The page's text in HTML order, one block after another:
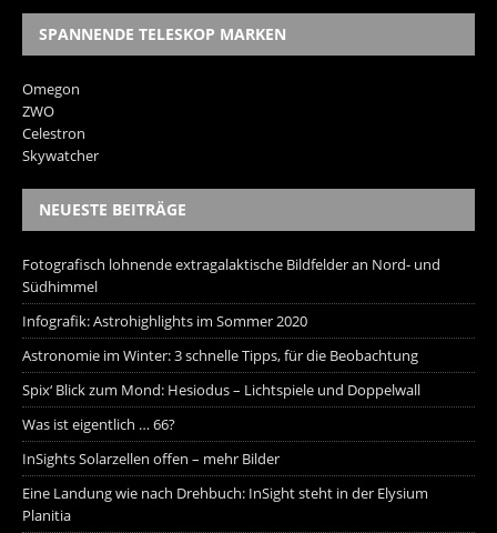
SPANNENDE TELESKOP MARKEN
Omegon
ZWO
Celestron
Skywatcher
NEUESTE BEITRÄGE
Fotografisch lohnende extragalaktische Bildfelder an Nord- und
Südhimmel
Infografik: Astrohighlights im Sommer 2020
Astronomie im Winter: 3 schnelle Tipps, für die Beobachtung
Spix‘ Blick zum Mond: Hesiodus – Lichtspiele und Doppelwall
Was ist eigentlich … 66?
InSights Solarzellen offen – mehr Bilder
Eine Landung wie nach Drehbuch: InSight steht in der Elysium
Planitia